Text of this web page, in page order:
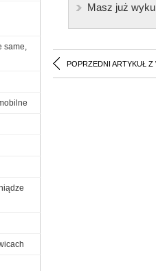
Masz już
POPRZEDNI ARTYKUŁ Z
same,